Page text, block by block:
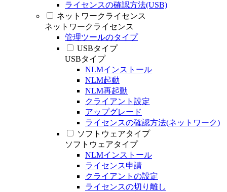
ライセンスの確認方法(USB)
ネットワークライセンス
ネットワークライセンス
管理ツールのタイプ
USBタイプ
USBタイプ
NLMインストール
NLM起動
NLM再起動
クライアント設定
アップグレード
ライセンスの確認方法(ネットワーク)
ソフトウェアタイプ
ソフトウェアタイプ
NLMインストール
ライセンス申請
クライアントの設定
ライセンスの切り離し